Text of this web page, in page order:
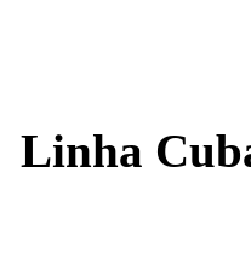
Linha